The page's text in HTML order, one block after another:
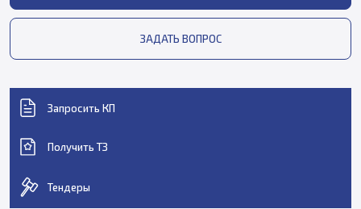
ЗАДАТЬ ВОПРОС
Запросить КП
Получить ТЗ
Тендеры